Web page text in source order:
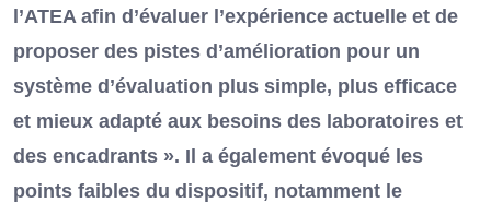
l’ATEA afin d’évaluer l’expérience actuelle et de
proposer des pistes d’amélioration pour un
système d’évaluation plus simple, plus efficace
et mieux adapté aux besoins des laboratoires et
des encadrants ». Il a également évoqué les
points faibles du dispositif, notamment le